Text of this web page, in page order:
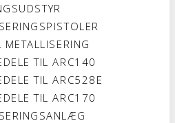
METALLISERING
TIL ARC140
TIL ARC528E
TIL ARC170